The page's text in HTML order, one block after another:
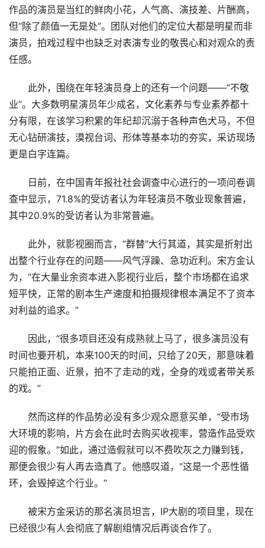
作品的演员是当红的鲜肉小花，人气高、演技差、片酬高，
但“除了颜值一无是处”。团队对他们的定位大都是明星而非
演员，拍戏过程中也缺乏对表演专业的敬畏心和对观众的责
任感。
此外，围绕在年轻演员身上的还有一个问题——“不敬
业”。大多数明星演员年少成名，文化素养与专业素养都十
分有限，在该学习积累的年纪却沉溺于各种声色犬马，不但
无心钻研演技，漠视台词、形体等基本功的夯实，采访现场
更是白字连篇。
日前，在中国青年报社社会调查中心进行的一项问卷调
查中显示，71.8%的受访者认为年轻演员不敬业现象普遍，
其中20.9%的受访者认为非常普遍。
此外，就影视圈而言，“群替”大行其道，其实是折射出
出整个行业存在的问题——风气浮躁、急功近利。宋方金认
为，“在大量业余资本进入影视行业后，整个市场都在追求
短平快，正常的剧本生产速度和拍摄规律根本满足不了资本
对利益的追求。”
因此，“很多项目还没有成熟就上马了，很多演员没有
时间也要开机，本来100天的时间，只给了20天，那意味着
只能拍正面、近景，拍不了走动的戏，全身的戏或者带关系
的戏。”
然而这样的作品势必没有多少观众愿意买单，“受市场
大环境的影响，片方会在此时去购买收视率，营造作品受欢
迎的假象。”如此，通过造假就可以不费吹灰之力赚到钱，
那便会很少有人再去造真了。他感叹道，“这是一个恶性循
环，会毁掉这个行业。”
被宋方金采访的那名演员坦言，IP大剧的项目里，现在
已经很少有人会彻底了解剧组情况后再谈合作了。